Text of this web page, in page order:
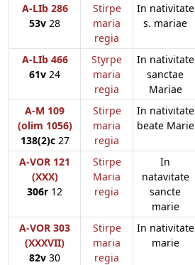
A-LIb 286
53v 28
Stirpe
maria
regia
In nativitate
s. mariae
A-LIb 466
61v 24
Styrpe
maria
regia
In nativitate
sanctae
Mariae
A-M 109
(olim 1056)
138(2)c27
Stirpe
maria
regia
In nativitate
beate Marie
A-VOR 121
(XXX)
306r 12
Stirpe
Maria
regia
In
natavitate
sancte
marie
A-VOR 303
(XXXVII)
82v 30
Stirpe
maria
regia
In nativitate
marie